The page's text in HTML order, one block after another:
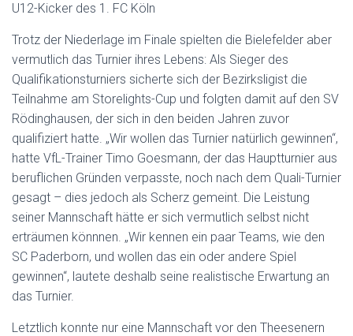
U12-Kicker des 1. FC Köln
Trotz der Niederlage im Finale spielten die Bielefelder aber
vermutlich das Turnier ihres Lebens: Als Sieger des
Qualifikationsturniers sicherte sich der Bezirksligist die
Teilnahme am Storelights-Cup und folgten damit auf den SV
Rödinghausen, der sich in den beiden Jahren zuvor
qualifiziert hatte. „Wir wollen das Turnier natürlich gewinnen“,
hatte VfL-Trainer Timo Goesmann, der das Hauptturnier aus
beruflichen Gründen verpasste, noch nach dem Quali-Turnier
gesagt – dies jedoch als Scherz gemeint. Die Leistung
seiner Mannschaft hätte er sich vermutlich selbst nicht
erträumen könnnen. „Wir kennen ein paar Teams, wie den
SC Paderborn, und wollen das ein oder andere Spiel
gewinnen“, lautete deshalb seine realistische Erwartung an
das Turnier.
Letztlich konnte nur eine Mannschaft vor den Theesenern